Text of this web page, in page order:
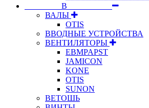
⠀⠀⠀⠀⠀⠀В⠀⠀⠀⠀⠀⠀⠀
ВАЛЫ
OTIS
ВВОДНЫЕ УСТРОЙСТВА
ВЕНТИЛЯТОРЫ
EBMPAPST
JAMICON
KONE
OTIS
SUNON
ВЕТОШЬ